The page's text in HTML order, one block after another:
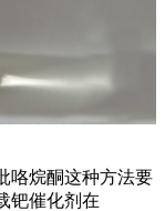
咯烷酮这种方法要
钯催化剂在